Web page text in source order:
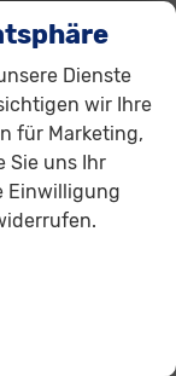
Schwenkbar
automatisch
beheizbar
Dienste
wir Ihre
für Marketing,
Sie uns Ihr
Einwilligung